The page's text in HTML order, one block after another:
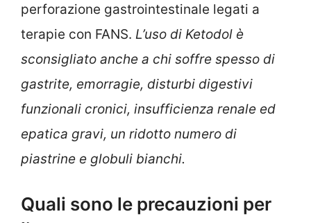
perforazione gastrointestinale legati a
terapie con FANS. L’uso di Ketodol è
sconsigliato anche a chi soffre spesso di
gastrite, emorragie, disturbi digestivi
funzionali cronici, insufficienza renale ed
epatica gravi, un ridotto numero di
piastrine e globuli bianchi.
Quali sono le precauzioni per